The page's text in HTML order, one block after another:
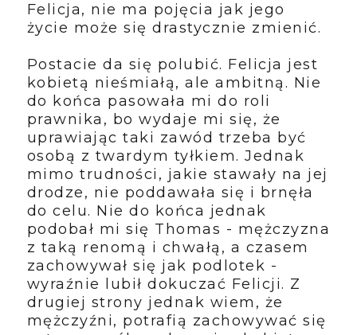
Felicja, nie ma pojęcia jak jego
życie może się drastycznie zmienić.
Postacie da się polubić. Felicja jest
kobietą nieśmiałą, ale ambitną. Nie
do końca pasowała mi do roli
prawnika, bo wydaje mi się, że
uprawiając taki zawód trzeba być
osobą z twardym tyłkiem. Jednak
mimo trudności, jakie stawały na jej
drodze, nie poddawała się i brnęła
do celu. Nie do końca jednak
podobał mi się Thomas - mężczyzna
z taką renomą i chwałą, a czasem
zachowywał się jak podlotek -
wyraźnie lubił dokuczać Felicji. Z
drugiej strony jednak wiem, że
mężczyźni, potrafią zachowywać się